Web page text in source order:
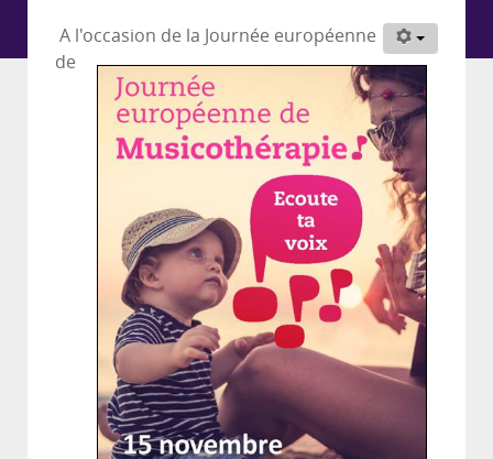
A l'occasion de la Journée européenne
de